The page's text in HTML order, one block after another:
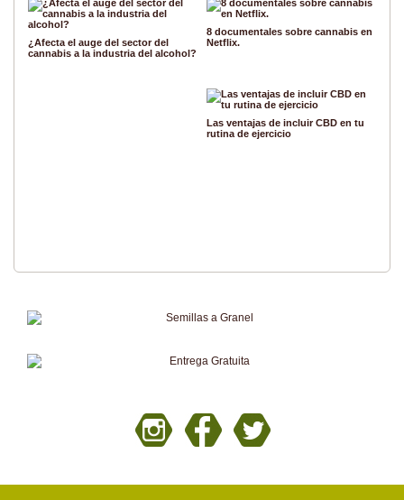
¿Afecta el auge del sector del
cannabis a la industria del alcohol?
8 documentales sobre cannabis en
Netflix.
Las ventajas de incluir CBD en tu
rutina de ejercicio